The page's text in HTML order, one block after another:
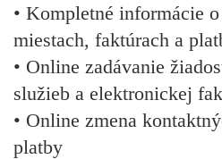
• Kompletné informácie
miestach, faktúrach a
• Online zadávanie
služieb a elektronickej
• Online zmena
platby